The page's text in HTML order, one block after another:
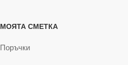
МОЯТА СМЕТКА
Поръчки